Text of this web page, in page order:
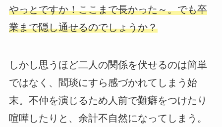
やっとですか！ここまで長かった～。でも卒
業まで隠し通せるのでしょうか？
しかし思うほど二人の関係を伏せるのは簡単
ではなく、閻琰にすら感づかれてしまう始
末。不仲を演じるため人前で難癖をつけたり
喧嘩したりと、余計不自然になってしまう。